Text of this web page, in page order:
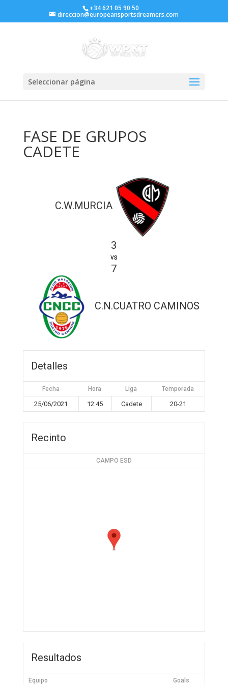
+34 621 05 90 50
direccion@europeansportsdreamers.com
Seleccionar página
FASE DE GRUPOS
CADETE
C.W.MURCIA
3
vs
7
C.N.CUATRO CAMINOS
Detalles
Fecha Hora Liga Temporada
25/06/2021 12:45 Cadete 20-21
Recinto
CAMPO ESD
Resultados
Equipo Goals